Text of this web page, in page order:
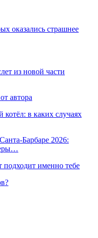
оказались страшнее
из новой части
автора
в каких случаях
Барбаре 2026:
подходит именно тебе